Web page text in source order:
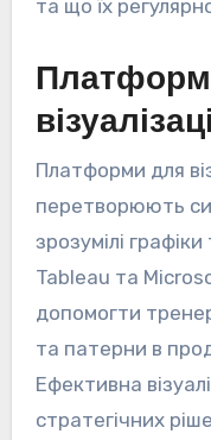
та що їх
Платформи для
перетворюють
зрозумілі
Tableau та
допомогти
та патерни в
Ефективна
стратегічних